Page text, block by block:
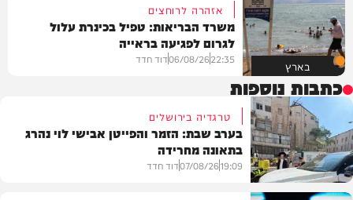
בארץ
אזהרה לרוחצים
משרד הבריאות: טפיל בכינרת עלול
לגרום לפגיעה בראייה
22:35
06/08/26דוד חדד
כתבות נוספות
טרגדיה בירושלים
בערב שבת: הזמר והפייטן אבישי לוי נהרג
בתאונה מחרידה
19:09
07/08/26דוד חדד